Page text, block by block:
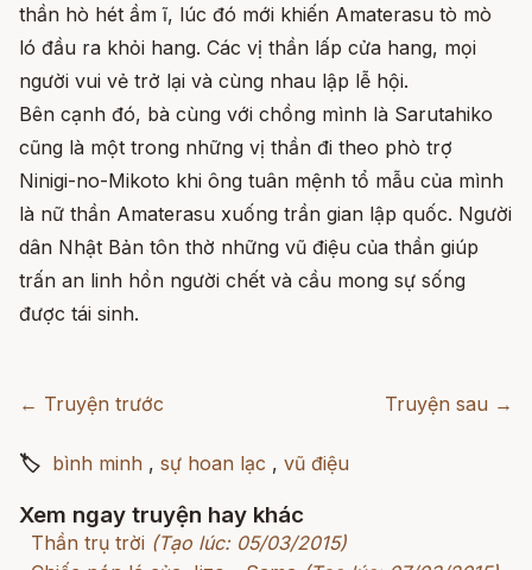
thần hò hét ầm ĩ, lúc đó mới khiến Amaterasu tò mò
ló đầu ra khỏi hang. Các vị thần lấp cửa hang, mọi
người vui vẻ trở lại và cùng nhau lập lễ hội.
Bên cạnh đó, bà cùng với chồng mình là Sarutahiko
cũng là một trong những vị thần đi theo phò trợ
Ninigi-no-Mikoto khi ông tuân mệnh tổ mẫu của mình
là nữ thần Amaterasu xuống trần gian lập quốc. Người
dân Nhật Bản tôn thờ những vũ điệu của thần giúp
trấn an linh hồn người chết và cầu mong sự sống
được tái sinh.
← Truyện trước Truyện sau →
🏷 bình minh , sự hoan lạc , vũ điệu
Xem ngay truyện hay khác
Thần trụ trời (Tạo lúc: 05/03/2015)